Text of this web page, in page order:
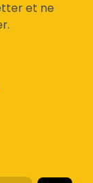
et ne